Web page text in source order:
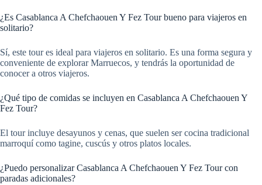
¿Es Casablanca A Chefchaouen Y Fez Tour bueno para viajeros en
solitario?
Sí, este tour es ideal para viajeros en solitario. Es una forma segura y
conveniente de explorar Marruecos, y tendrás la oportunidad de
conocer a otros viajeros.
¿Qué tipo de comidas se incluyen en Casablanca A Chefchaouen Y
Fez Tour?
El tour incluye desayunos y cenas, que suelen ser cocina tradicional
marroquí como tagine, cuscús y otros platos locales.
¿Puedo personalizar Casablanca A Chefchaouen Y Fez Tour con
paradas adicionales?